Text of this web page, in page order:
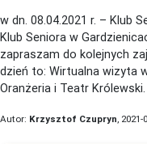
w dn. 08.04.2021 r. – Klub
Klub Seniora w
zapraszam do kolejnych
dzień to: Wirtualna wizyta
Oranżeria i Teatr Królewski.
Autor: Krzysztof Czupryn ,